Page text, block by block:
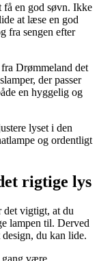
få en god søvn. Ikke
at læse en god
fra sengen efter
Drømmeland det
der passer
en hyggelig og
lyset i den
og ordentligt
rigtige lys
det vigtigt, at du
lampen til. Derved
du kan lide.
gang være